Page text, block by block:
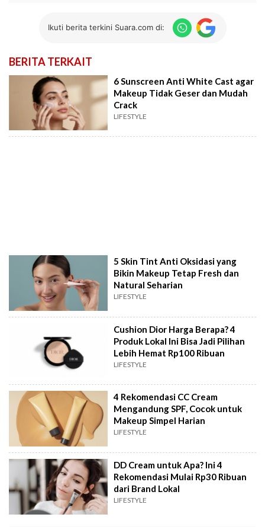
Ikuti berita terkini Suara.com di:
BERITA TERKAIT
6 Sunscreen Anti White Cast agar
Makeup Tidak Geser dan Mudah
Crack
LIFESTYLE
5 Skin Tint Anti Oksidasi yang
Bikin Makeup Tetap Fresh dan
Natural Seharian
LIFESTYLE
Cushion Dior Harga Berapa? 4
Produk Lokal Ini Bisa Jadi Pilihan
Lebih Hemat Rp100 Ribuan
LIFESTYLE
4 Rekomendasi CC Cream
Mengandung SPF, Cocok untuk
Makeup Simpel Harian
LIFESTYLE
DD Cream untuk Apa? Ini 4
Rekomendasi Mulai Rp30 Ribuan
dari Brand Lokal
LIFESTYLE